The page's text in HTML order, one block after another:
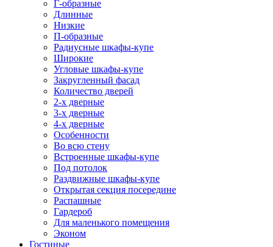
Г-образные
Длинные
Низкие
П-образные
Радиусные шкафы-купе
Широкие
Угловые шкафы-купе
Закругленный фасад
Количество дверей
2-х дверные
3-х дверные
4-х дверные
Особенности
Во всю стену
Встроенные шкафы-купе
Под потолок
Раздвижные шкафы-купе
Открытая секция посередине
Распашные
Гардероб
Для маленького помещения
Эконом
Гостиные